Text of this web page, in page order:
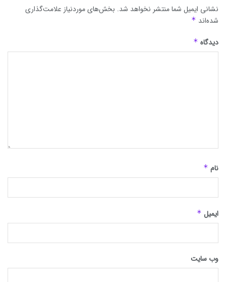
نشانی ایمیل شما منتشر نخواهد شد. بخش‌های موردنیاز علامت‌گذاری
شده‌اند *
دیدگاه *
نام *
ایمیل *
وب‌ سایت